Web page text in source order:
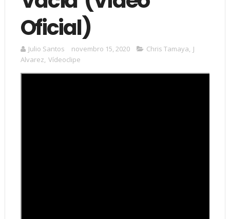
Oficial)
Julio Santos novembro 15, 2020 Chris Tamaya, J
Alvarez, Vídeoclipe